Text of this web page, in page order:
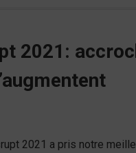
2021:
2021 a pris notre